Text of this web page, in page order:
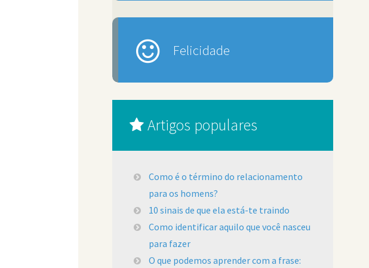
Felicidade
Artigos populares
Como é o término do relacionamento
para os homens?
10 sinais de que ela está-te traindo
Como identificar aquilo que você nasceu
para fazer
O que podemos aprender com a frase: